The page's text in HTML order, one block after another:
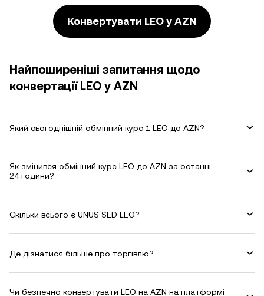
Конвертувати LEO у AZN
Найпоширеніші запитання щодо
конвертації LEO у AZN
Який сьогоднішній обмінний курс 1 LEO до AZN?
Як змінився обмінний курс LEO до AZN за останні
24 години?
Скільки всього є UNUS SED LEO?
Де дізнатися більше про торгівлю?
Чи безпечно конвертувати LEO на AZN на платформі